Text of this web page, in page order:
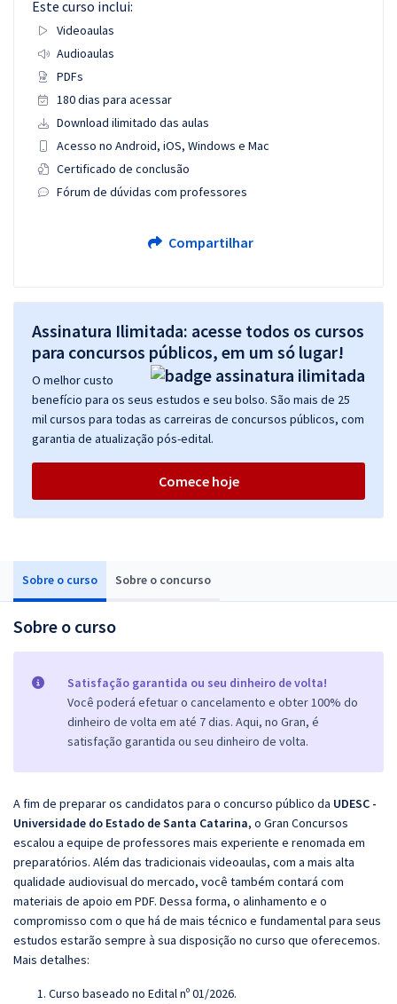
Sobre o curso Sobre o concurso
Sobre o curso
Satisfação garantida ou seu dinheiro de volta!
Você poderá efetuar o cancelamento e obter 100% do
dinheiro de volta em até 7 dias. Aqui, no Gran, é
satisfação garantida ou seu dinheiro de volta.
A fim de preparar os candidatos para o concurso público da UDESC -
Universidade do Estado de Santa Catarina, o Gran Concursos
escalou a equipe de professores mais experiente e renomada em
preparatórios. Além das tradicionais videoaulas, com a mais alta
qualidade audiovisual do mercado, você também contará com
materiais de apoio em PDF. Dessa forma, o alinhamento e o
compromisso com o que há de mais técnico e fundamental para seus
estudos estarão sempre à sua disposição no curso que oferecemos.
Mais detalhes:
Curso baseado no Edital nº 01/2026.
Este curso inclui:
Videoaulas
Audioaulas
PDFs
180 dias para acessar
Download ilimitado das aulas
Acesso no Android, iOS, Windows e Mac
Certificado de conclusão
Fórum de dúvidas com professores
Compartilhar
Assinatura Ilimitada: acesse todos os cursos
para concursos públicos, em um só lugar!
O melhor custo
benefício para os seus estudos e seu bolso. São mais de 25
mil cursos para todas as carreiras de concursos públicos, com
garantia de atualização pós-edital.
Comece hoje